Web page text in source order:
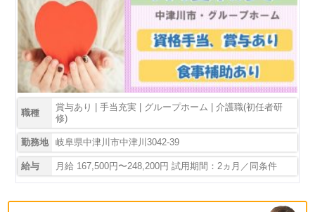
職種
賞与あり | 手当充実 | グループホーム | 介護職(初任者研
修)
勤務地 岐阜県中津川市中津川3042-39
給与 月給 167,500円〜248,200円 試用期間：2ヵ月／同条件